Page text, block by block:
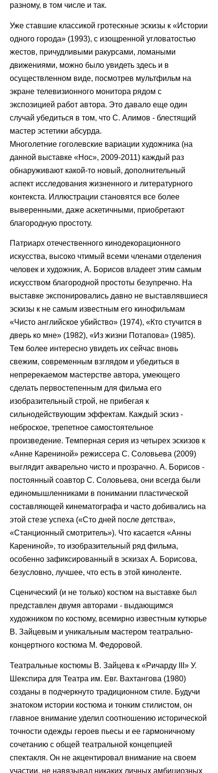
разному, в том числе и так.
Уже ставшие классикой гротескные эскизы к «Истории
одного города» (1993), с изощренной угловатостью
жестов, причудливыми ракурсами, ломаными
движениями, можно было увидеть здесь и в
осуществленном виде, посмотрев мультфильм на
экране телевизионного монитора рядом с
экспозицией работ автора. Это давало еще один
случай убедиться в том, что С. Алимов - блестящий
мастер эстетики абсурда.
Многолетние гоголевские вариации художника (на
данной выставке «Нос», 2009-2011) каждый раз
обнаруживают какой-то новый, дополнительный
аспект исследования жизненного и литературного
контекста. Иллюстрации становятся все более
выверенными, даже аскетичными, приобретают
благородную простоту.
Патриарх отечественного кинодекорационного
искусства, высоко чтимый всеми членами отделения
человек и художник, А. Борисов владеет этим самым
искусством благородной простоты безупречно. На
выставке экспонировались давно не выставлявшиеся
эскизы к не самым известным его кинофильмам
«Чисто английское убийство» (1974), «Кто стучится в
дверь ко мне» (1982), «Из жизни Потапова» (1985).
Тем более интересно увидеть их сейчас вновь
свежим, современным взглядом и убедиться в
непререкаемом мастерстве автора, умеющего
сделать первостепенным для фильма его
изобразительный строй, не прибегая к
сильнодействующим эффектам. Каждый эскиз -
неброское, трепетное самостоятельное
произведение. Темперная серия из четырех эскизов к
«Анне Карениной» режиссера С. Соловьева (2009)
выглядит акварельно чисто и прозрачно. А. Борисов -
постоянный соавтор С. Соловьева, они всегда были
единомышленниками в понимании пластической
составляющей кинематографа и часто добивались на
этой стезе успеха («Сто дней после детства»,
«Станционный смотритель»). Что касается «Анны
Карениной», то изобразительный ряд фильма,
особенно зафиксированный в эскизах А. Борисова,
безусловно, лучшее, что есть в этой киноленте.
Сценический (и не только) костюм на выставке был
представлен двумя авторами - выдающимся
художником по костюму, всемирно известным кутюрье
В. Зайцевым и уникальным мастером театрально-
концертного костюма М. Федоровой.
Театральные костюмы В. Зайцева к «Ричарду III» У.
Шекспира для Театра им. Евг. Вахтангова (1980)
созданы в подчеркнуто традиционном стиле. Будучи
знатоком истории костюма и тонким стилистом, он
главное внимание уделил соотношению исторической
точности одежды героев пьесы и ее гармоничному
сочетанию с общей театральной концепцией
спектакля. Он не акцентировал внимание на своем
участии, не навязывал никаких личных амбициозных